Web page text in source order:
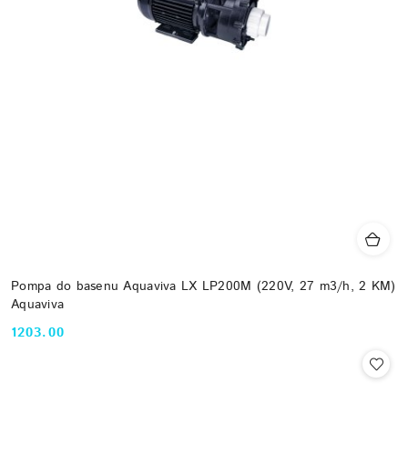
Pompa do basenu Aquaviva LX LP200M (220V, 27 m3/h, 2 KM)
Aquaviva
Cena:
1203.00